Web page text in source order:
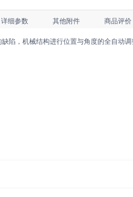
详细参数 其他附件 商品评价
陷，机械结构进行位置与角度的全自动